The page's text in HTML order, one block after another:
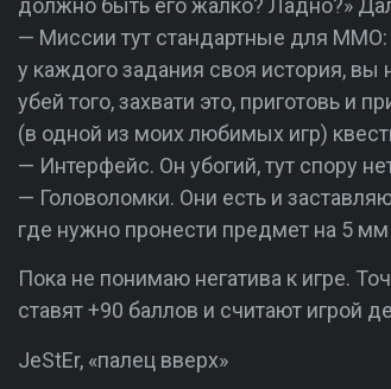
должно быть его жалко? Ладно?»
— Миссии тут стандартные для ММО:
у каждого задания своя история, вы
убей того, захвати это, приготовь и
(в одной из моих любимых игр)
— Интерфейс. Он убогий, тут спору
— Головоломки. Они есть и
где нужно пронести предмет на 5
Пока не понимаю негатива к игре.
ставят +90 баллов и считают игрой
JeStEr, «палец вверх»